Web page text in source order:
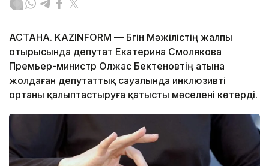
АСТАНА. KAZINFORM — Бүгін Мәжілістің жалпы
отырысында депутат Екатерина Смолякова
Премьер-министр Олжас Бектеновтің атына
жолдаған депутаттық сауалында инклюзивті
ортаны қалыптастыруға қатысты мәселені көтерді.